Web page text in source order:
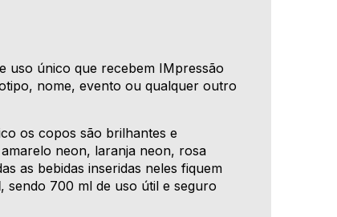
uso único que recebem IMpressão
nome, evento ou qualquer outro
os copos são brilhantes e
neon, laranja neon, rosa
as bebidas inseridas neles fiquem
, sendo 700 ml de uso útil e seguro